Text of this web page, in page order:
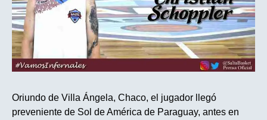
Oriundo de Villa Ángela, Chaco, el jugador llegó
preveniente de Sol de América de Paraguay, antes en